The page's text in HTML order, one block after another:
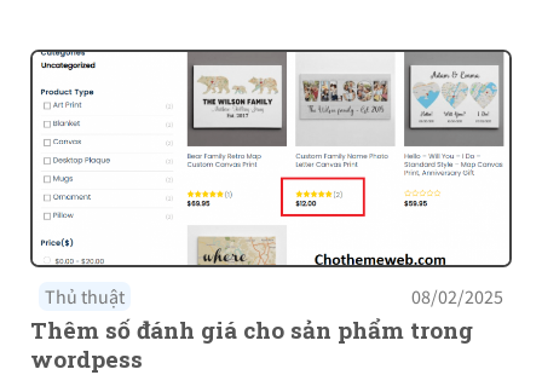
Thủ thuật 08/02/2025
Thêm số đánh giá cho sản phẩm trong
wordpess